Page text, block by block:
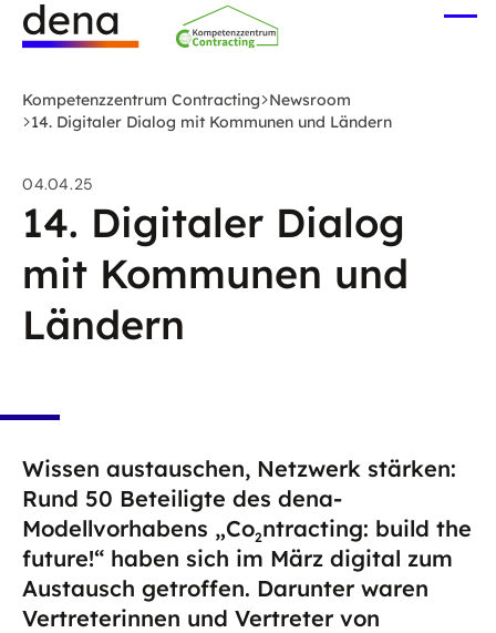
Zum
Hauptinhalt
Deutsche
Energie-
(dena)
-
zur
Startseite
Kompetenzzentrum Contracting Newsroom
14. Digitaler Dialog mit Kommunen und Ländern
04.04.25
14. Digitaler Dialog
mit Kommunen und
Ländern
Wissen austauschen, Netzwerk stärken:
Rund 50 Beteiligte des dena-
Modellvorhabens „Co2ntracting: build the
future!“ haben sich im März digital zum
Austausch getroffen. Darunter waren
Vertreterinnen und Vertreter von